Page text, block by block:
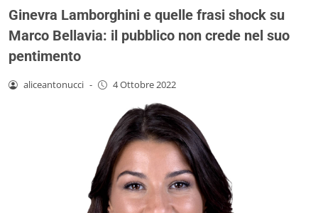
Ginevra Lamborghini e quelle frasi shock su
Marco Bellavia: il pubblico non crede nel suo
pentimento
aliceantonucci - 4 Ottobre 2022